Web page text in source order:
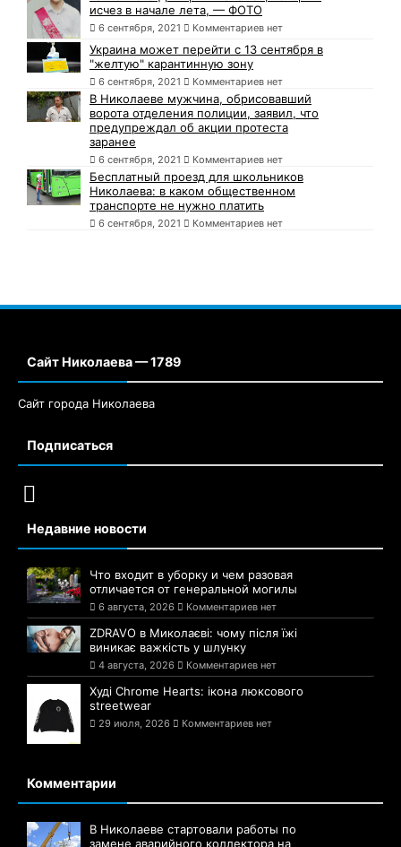
исчез в начале лета, — ФОТО
6 сентября, 2021 Комментариев нет
Украина может перейти с 13 сентября в
"желтую" карантинную зону
6 сентября, 2021 Комментариев нет
В Николаеве мужчина, обрисовавший
ворота отделения полиции, заявил, что
предупреждал об акции протеста
заранее
6 сентября, 2021 Комментариев нет
Бесплатный проезд для школьников
Николаева: в каком общественном
транспорте не нужно платить
6 сентября, 2021 Комментариев нет
Сайт Николаева — 1789
Сайт города Николаева
Подписаться
Недавние новости
Что входит в уборку и чем разовая
отличается от генеральной могилы
6 августа, 2026 Комментариев нет
ZDRAVO в Миколаєві: чому після їжі
виникає важкість у шлунку
4 августа, 2026 Комментариев нет
Худі Chrome Hearts: ікона люксового
streetwear
29 июля, 2026 Комментариев нет
Комментарии
В Николаеве стартовали работы по
замене аварийного коллектора на